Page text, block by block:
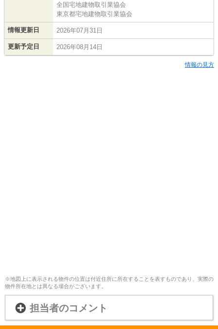
全国宅地建物取引業協会
東京都宅地建物取引業協会
情報更新日 2026年07月31日
更新予定日 2026年08月14日
情報の見方
※地図上に表示される物件の位置は付近住所に所在することを表すものであり、実際の
物件所在地とは異なる場合がございます。
担当者のコメント